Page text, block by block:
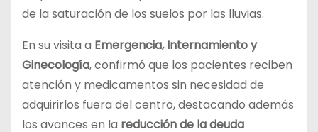
de la saturación de los suelos por las lluvias.
En su visita a Emergencia, Internamiento y
Ginecología, confirmó que los pacientes reciben
atención y medicamentos sin necesidad de
adquirirlos fuera del centro, destacando además
los avances en la reducción de la deuda